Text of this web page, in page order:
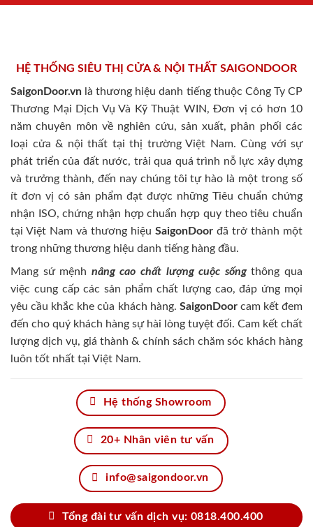
HỆ THỐNG SIÊU THỊ CỬA & NỘI THẤT SAIGONDOOR
SaigonDoor.vn là thương hiệu danh tiếng thuộc Công Ty CP
Thương Mại Dịch Vụ Và Kỹ Thuật WIN, Đơn vị có hơn 10
năm chuyên môn về nghiên cứu, sản xuất, phân phối các
loại cửa & nội thất tại thị trường Việt Nam. Cùng với sự
phát triển của đất nước, trải qua quá trình nỗ lực xây dựng
và trưởng thành, đến nay chúng tôi tự hào là một trong số
ít đơn vị có sản phẩm đạt được những Tiêu chuẩn chứng
nhận ISO, chứng nhận hợp chuẩn hợp quy theo tiêu chuẩn
tại Việt Nam và thương hiệu SaigonDoor đã trở thành một
trong những thương hiệu danh tiếng hàng đầu.
Mang sứ mệnh nâng cao chất lượng cuộc sốngthông qua
việc cung cấp các sản phẩm chất lượng cao, đáp ứng mọi
yêu cầu khắc khe của khách hàng. SaigonDoorcam kết đem
đến cho quý khách hàng sự hài lòng tuyệt đối. Cam kết chất
lượng dịch vụ, giá thành & chính sách chăm sóc khách hàng
luôn tốt nhất tại Việt Nam.
Hệ thống Showroom
20+ Nhân viên tư vấn
info@saigondoor.vn
Tổng đài tư vấn dịch vụ: 0818.400.400